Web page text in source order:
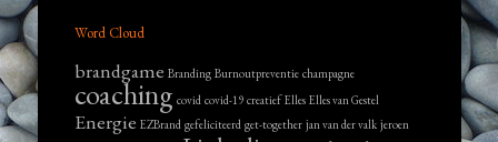
Word Cloud
brandgame Branding Burnoutpreventie champagne
coaching covid covid-19 creatief Elles Elles van Gestel
Energie EZBrand gefeliciteerd get-together jan van der valk jeroen